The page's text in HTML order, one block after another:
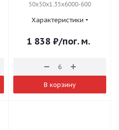
50x50x1.35x6000-600
Характеристики
1 838 ₽/пог. м.
В корзину